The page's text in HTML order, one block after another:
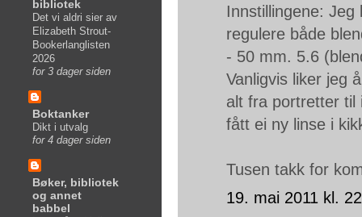
Innstillingene:
regulere både
- 50 mm. 5.6
Vanligvis liker jeg
alt fra portretter til
fått ei ny linse i
Tusen takk for
19. mai 2011 kl.
bibliotek
Det vi aldri sier av
Elizabeth Strout-
Bookerlanglisten
2026
for 3 dager siden
Boktanker
Dikt i utvalg
for 4 dager siden
Bøker, bibliotek
og annet
babbel